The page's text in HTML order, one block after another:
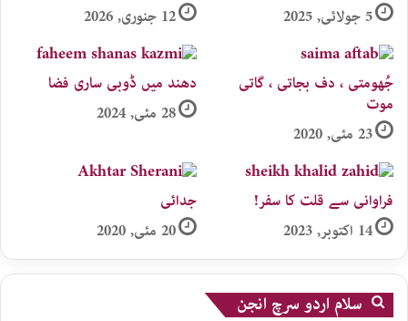
5 جولائی, 2025
12 جنوری, 2026
جُھومتی ، دف بجاتی ، گاتی
موت
23 مئی, 2020
دھند میں ڈوبی ساری فضا
28 مئی, 2024
فراوانی سے قلت کا سفر!
14 اکتوبر, 2023
جدائی
20 مئی, 2020
سلام اردو سرچ انجن